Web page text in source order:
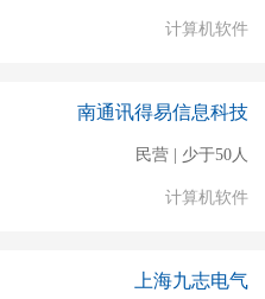
计算机软件
南通讯得易信息科技
民营 | 少于50人
计算机软件
上海九志电气